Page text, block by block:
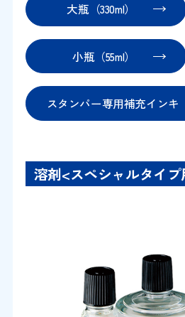
大瓶（330ml）
小瓶（55ml）
スタンパー専用補充インキ（
溶剤<スペシャルタイプ